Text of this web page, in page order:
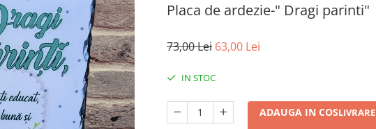
Placa de ardezie-" Dragi parinti"
73,00 Lei 63,00 Lei
IN STOC
ADAUGA IN COSLIVRARE